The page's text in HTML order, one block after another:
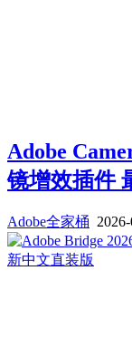
Adobe
镜增效插件
Adobe全家桶